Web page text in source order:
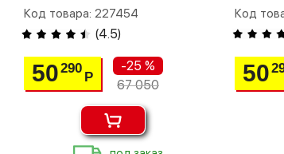
Код товара: 227454
(4.5)
50290
Р
-25 %
67 050
Код
50